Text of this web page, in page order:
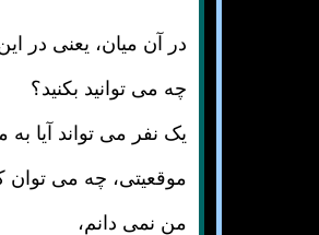
در آن میان، یعنی در
چه می توانید بکنید؟
یک نفر می تواند آیا
موقعیتی، چه می توان
من نمی دانم،